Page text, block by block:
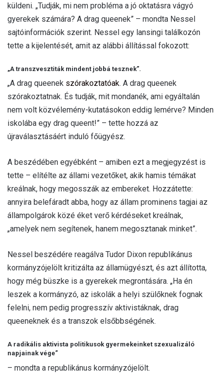
küldeni. „Tudják, mi nem probléma a jó oktatásra vágyó
gyerekek számára? A drag queenek” – mondta Nessel
sajtóinformációk szerint. Nessel egy lansingi találkozón
tette a kijelentését, amit az alábbi állítással fokozott:
„A transzvesztiták mindent jobbá tesznek”.
„A drag queenek szórakoztatóak. A drag queenek
szórakoztatnak. És tudják, mit mondanék, ami egyáltalán
nem volt közvélemény-kutatásokon eddig lemérve? Minden
iskolába egy drag queent!” – tette hozzá az
újraválasztásáért induló főügyész.
A beszédében egyébként – amiben ezt a megjegyzést is
tette – elítélte az állami vezetőket, akik hamis témákat
kreálnak, hogy megosszák az embereket. Hozzátette:
annyira belefáradt abba, hogy az állam prominens tagjai az
állampolgárok közé éket verő kérdéseket kreálnak,
„amelyek nem segítenek, hanem megosztanak minket”.
Nessel beszédére reagálva Tudor Dixon republikánus
kormányzójelölt kritizálta az államügyészt, és azt állította,
hogy még büszke is a gyerekek megrontására. „Ha én
leszek a kormányzó, az iskolák a helyi szülőknek fognak
felelni, nem pedig progresszív aktivistáknak, drag
queeneknek és a transzok elsőbbségének.
A radikális aktivista politikusok gyermekeinket szexualizáló
napjainak vége”
– mondta a republikánus kormányzójelölt.